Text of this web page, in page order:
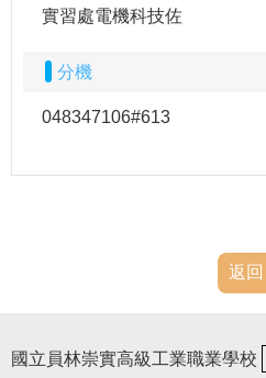
實習處電機科技佐
分機
048347106#613
返回
國立員林崇實高級工業職業學校